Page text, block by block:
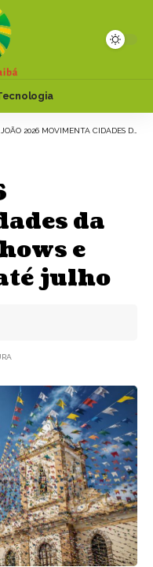
MOVIMENTA CIDADES DA PARAÍBA COM SHOWS E PROGRAMAÇÃO ATÉ JULHO
da
e
julho